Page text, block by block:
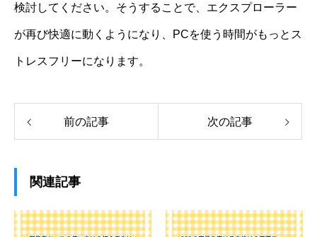
検討してください。そうすることで、エクスプローラー
が再び快適に動くようになり、PCを使う時間がもっとス
トレスフリーになります。
前の記事 次の記事
関連記事